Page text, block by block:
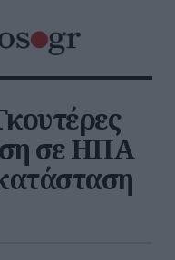
σε ΗΠΑ